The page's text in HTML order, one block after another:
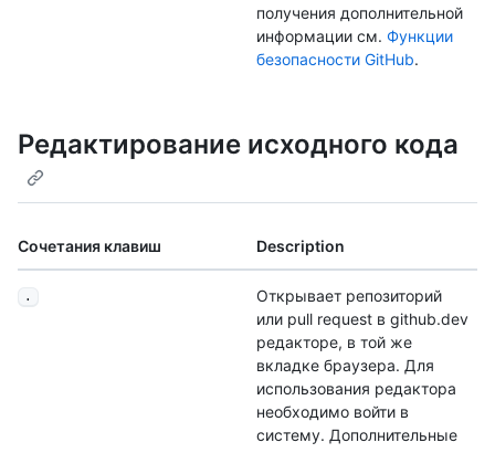
получения дополнительной
информации см. Функции
безопасности GitHub.
Редактирование исходного кода
Сочетания клавиш Description
.
Открывает репозиторий
или pull request в github.dev
редакторе, в той же
вкладке браузера. Для
использования редактора
необходимо войти в
систему. Дополнительные